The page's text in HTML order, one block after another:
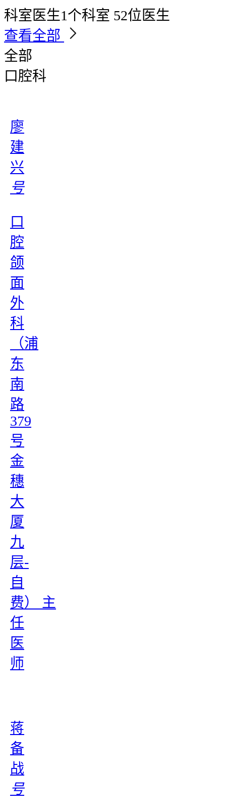
科室医生1个科室 52位医生
查看全部
全部
口腔科
廖
建
兴
号
口
腔
颌
面
外
科
（浦
东
南
路
379
号
金
穗
大
厦
九
层-
自
费） 主
任
医
师
蒋
备
战
号